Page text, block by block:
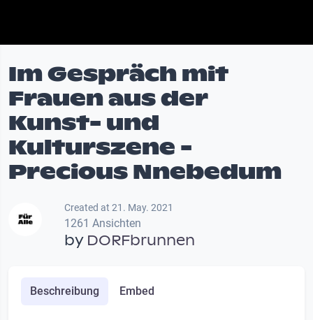
Im Gespräch mit
Frauen aus der
Kunst- und
Kulturszene -
Precious Nnebedum
Created at 21. May. 2021
1261 Ansichten
by DORFbrunnen
Beschreibung Embed